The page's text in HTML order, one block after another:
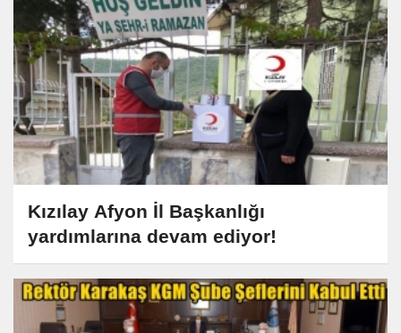
Kızılay Afyon İl Başkanlığı
yardımlarına devam ediyor!